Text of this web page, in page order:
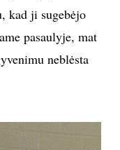
kad ji sugebėjo
pasaulyje, mat
neblėsta